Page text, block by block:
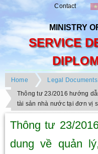
Contact
MINISTRY
SERVICE
Home
Legal Documents
Thông tư 23/2016 hướng
tài sản nhà nước tại đơn vị
Thông tư 23/
dung về quản